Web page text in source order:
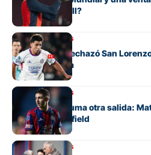
con Orlando Gill?
Mercado de pases
La oferta que rechazó San
club de España
Mercado de pases
San Lorenzo suma otra salida:
carrera en Banfield
Mercado de pases